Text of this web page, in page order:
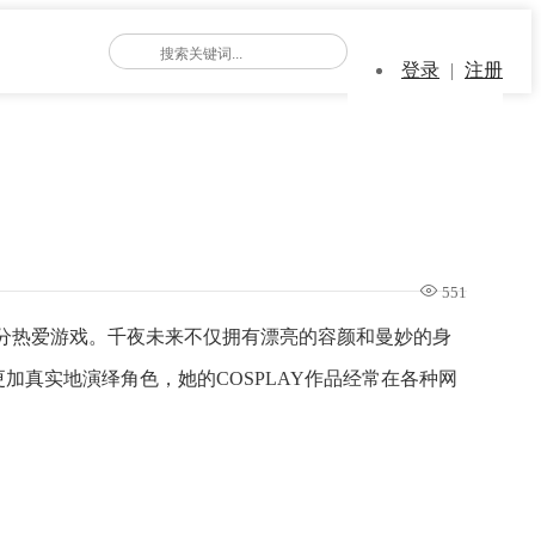
登录 | 注册
551
爱游戏。千夜未来不仅拥有漂亮的容颜和曼妙的身
真实地演绎角色，她的COSPLAY作品经常在各种网